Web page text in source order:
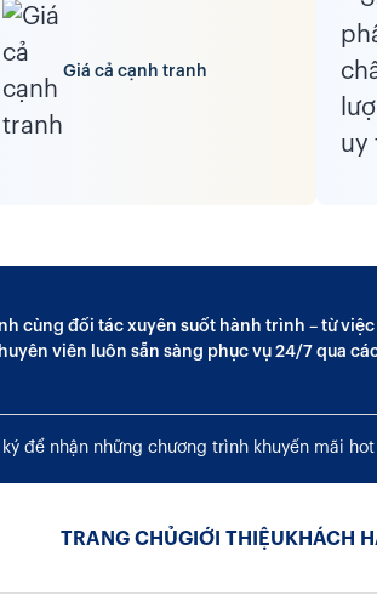
Giá cả cạnh tranh
cùng đối tác xuyên suốt hành trình – từ
viên luôn sẵn sàng phục vụ 24/7 qua
để nhận những chương trình khuyến mãi hot
TRANG CHỦGIỚI THIỆU KHÁCH